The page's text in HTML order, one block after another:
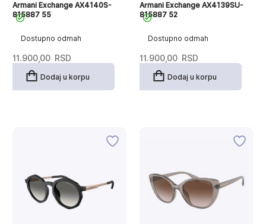
Dostupno odmah
Armani Exchange AX4140S-
815887 55
11.900,00 RSD
Dodaj u korpu
Dostupno odmah
Armani Exchange AX4139SU-
815887 52
11.900,00 RSD
Dodaj u korpu